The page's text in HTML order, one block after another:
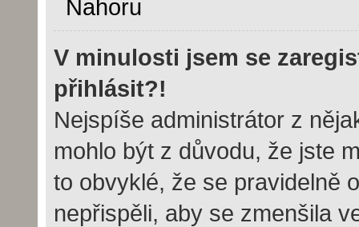
Nahoru
V minulosti jsem se
přihlásit?!
Nejspíše administrátor z
mohlo být z důvodu, že jste
to obvyklé, že se pravidelně
nepřispěli, aby se zmenšila